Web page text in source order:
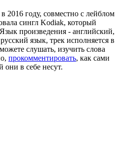
2016 году, совместно с лейблом
сингл Kodiak, который
произведения - английский,
язык, трек исполняется в
слушать, изучить слова
прокомментировать, как сами
они в себе несут.